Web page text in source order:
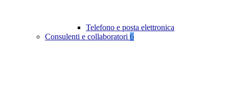
Telefono e posta elettronica
Consulenti e collaboratori 6